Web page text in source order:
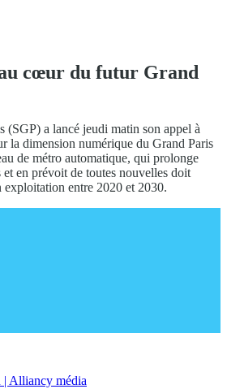
cœur du futur Grand
(SGP) a lancé jeudi matin son appel à
la dimension numérique du Grand Paris
de métro automatique, qui prolonge
et en prévoit de toutes nouvelles doit
exploitation entre 2020 et 2030.
| Alliancy média